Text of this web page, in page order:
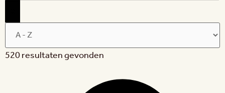
520 resultaten gevonden